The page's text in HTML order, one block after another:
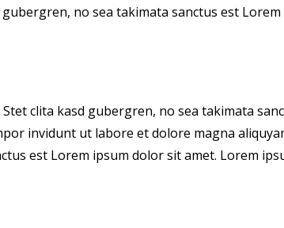
no sea takimata sanctus est
clita kasd gubergren, no sea takimata
invidunt ut labore et dolore magna
est Lorem ipsum dolor sit amet. Lorem